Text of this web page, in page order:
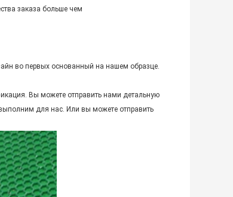
заказа больше чем
во первых основанный на нашем образце.
Вы можете отправить нами детальную
для нас. Или вы можете отправить